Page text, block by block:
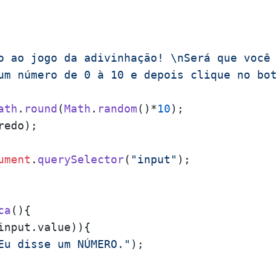
ao jogo da adivinhação! \nSerá que você
número de 0 à 10 e depois clique no
. round (Math . random()*10);
. querySelector( "input" );
( ){
value)){
disse um NÚMERO." );